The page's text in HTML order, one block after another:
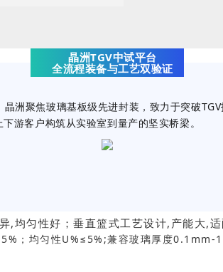
晶洲TGV中试平台
全流程装备与工艺双验证
洲聚焦玻璃基板级先进封装，致力于突破
游客户构筑从实验室到量产的坚实桥梁。
,均匀性好； 垂直篮式工艺设计, 产能大,
；均匀性U%≤5%;兼容玻璃厚度0.1mm-